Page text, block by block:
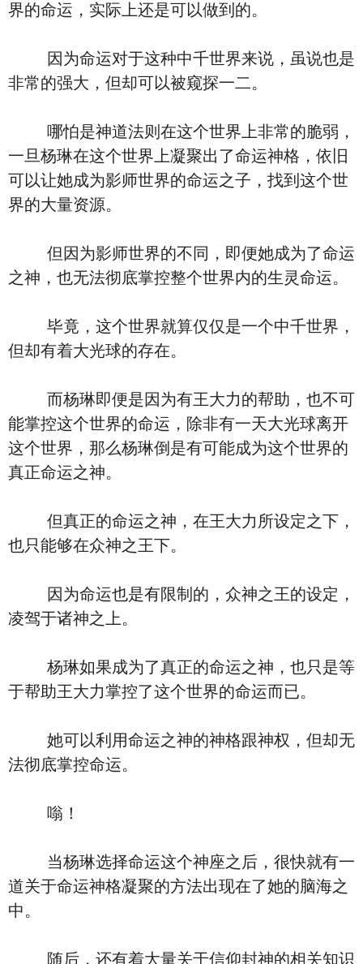
界的命运，实际上还是可以做到的。
因为命运对于这种中千世界来说，虽说也是
非常的强大，但却可以被窥探一二。
哪怕是神道法则在这个世界上非常的脆弱，
一旦杨琳在这个世界上凝聚出了命运神格，依旧
可以让她成为影师世界的命运之子，找到这个世
界的大量资源。
但因为影师世界的不同，即便她成为了命运
之神，也无法彻底掌控整个世界内的生灵命运。
毕竟，这个世界就算仅仅是一个中千世界，
但却有着大光球的存在。
而杨琳即便是因为有王大力的帮助，也不可
能掌控这个世界的命运，除非有一天大光球离开
这个世界，那么杨琳倒是有可能成为这个世界的
真正命运之神。
但真正的命运之神，在王大力所设定之下，
也只能够在众神之王下。
因为命运也是有限制的，众神之王的设定，
凌驾于诸神之上。
杨琳如果成为了真正的命运之神，也只是等
于帮助王大力掌控了这个世界的命运而已。
她可以利用命运之神的神格跟神权，但却无
法彻底掌控命运。
嗡！
当杨琳选择命运这个神座之后，很快就有一
道关于命运神格凝聚的方法出现在了她的脑海之
中。
随后，还有着大量关于信仰封神的相关知识